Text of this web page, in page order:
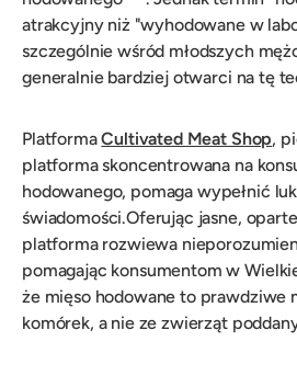
atrakcyjny niż "wyhodowane w
szczególnie wśród młodszych
generalnie bardziej otwarci na tę
PlatformaCultivated Meat Shop,
platforma skoncentrowana na
hodowanego, pomaga wypełnić
świadomości.Oferując jasne,
platforma rozwiewa
pomagając konsumentom w
że mięso hodowane to prawdziwe
komórek, a nie ze zwierząt